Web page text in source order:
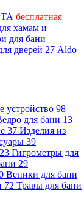
бесплатная
хамам и
для бани
дверей 27 Aldo
устройство 98
для бани 13
37 Изделия из
39
23 Гигрометры для
29
Веники для бани
72 Травы для бани